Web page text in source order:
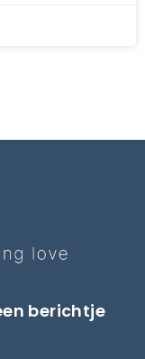
berichtje